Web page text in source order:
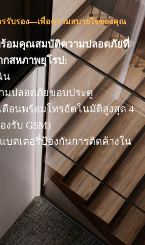
รับรอง—เพื่อความสบายใจของคุณ
ร้อมคุณสมบัติความปลอดภัยที่
กสหภาพยุโรป:
น
มปลอดภัยขอบประตู
อนพร้อมโทรอัตโนมัติสูงสุด 4
งรับ GSM)
บตเตอรี่ป้องกันการติดค้างใน